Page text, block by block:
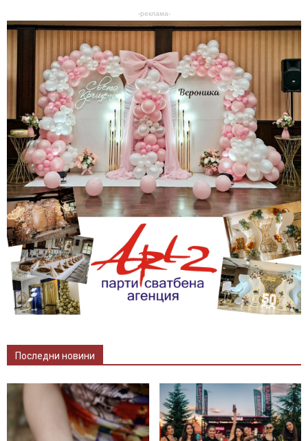
-реклама-
Последни новини